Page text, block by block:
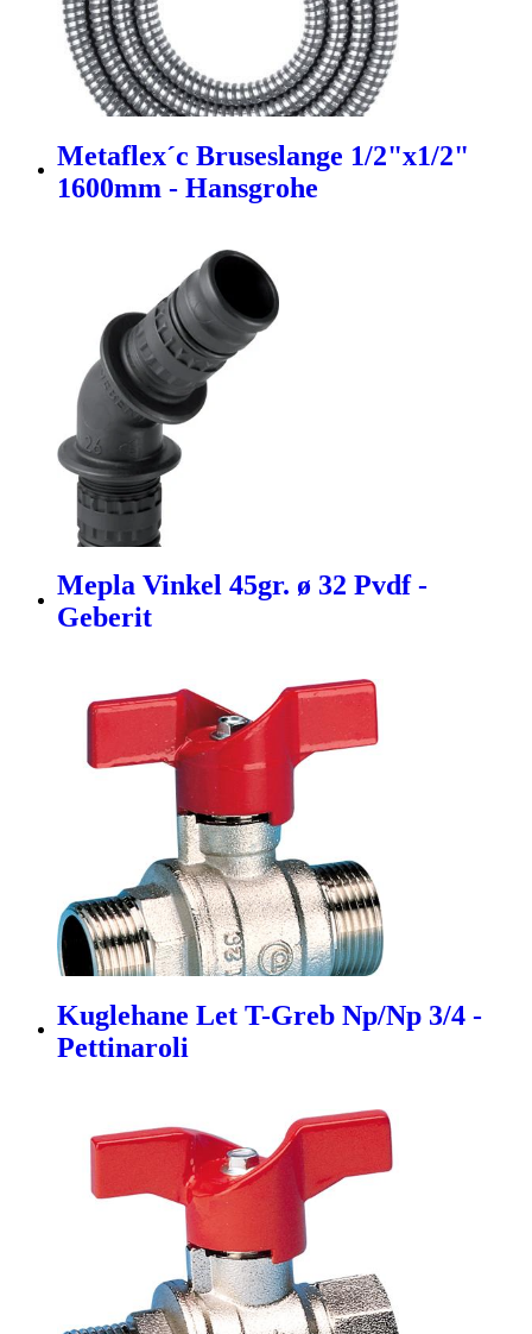
Metaflex´c Bruseslange 1/2"x1/2"
1600mm - Hansgrohe
Mepla Vinkel 45gr. ø 32 Pvdf -
Geberit
Kuglehane Let T-Greb Np/Np 3/4 -
Pettinaroli